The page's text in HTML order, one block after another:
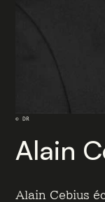
© DR
Alain
Alain Cebius